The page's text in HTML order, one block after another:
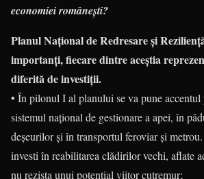
economiei românești?
Planul Național de Redresare și
importanți, fiecare dintre aceștia
diferită de investiții.
• În pilonul I al planului se va pune
sistemul național de gestionare a apei, în
deșeurilor și în transportul feroviar și
investi în reabilitarea clădirilor vechi, aflate
nu rezista unui potențial viitor cutremur;